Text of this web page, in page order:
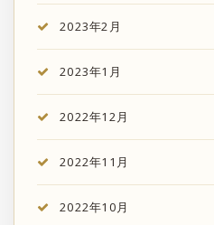
2023年2月
2023年1月
2022年12月
2022年11月
2022年10月